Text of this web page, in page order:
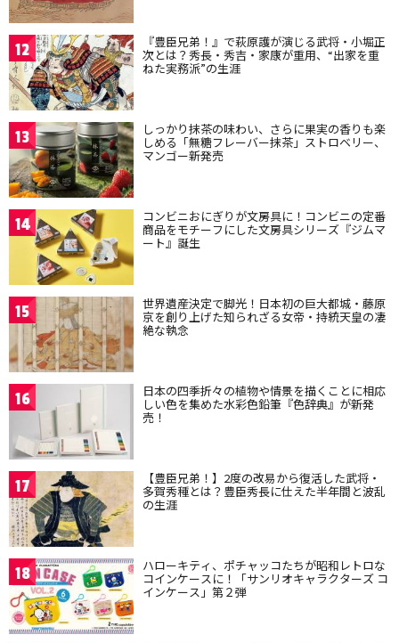
12 『豊臣兄弟！』で萩原護が演じる武将・小堀正
次とは？秀長・秀吉・家康が重用、“出家を重
ねた実務派”の生涯
13 しっかり抹茶の味わい、さらに果実の香りも楽
しめる「無糖フレーバー抹茶」ストロベリー、
マンゴー新発売
14 コンビニおにぎりが文房具に！コンビニの定番
商品をモチーフにした文房具シリーズ『ジムマ
ート』誕生
15 世界遺産決定で脚光！日本初の巨大都城・藤原
京を創り上げた知られざる女帝・持統天皇の凄
絶な執念
16 日本の四季折々の植物や情景を描くことに相応
しい色を集めた水彩色鉛筆『色辞典』が新発
売！
17 【豊臣兄弟！】2度の改易から復活した武将・
多賀秀種とは？豊臣秀長に仕えた半年間と波乱
の生涯
18 ハローキティ、ポチャッコたちが昭和レトロな
コインケースに！「サンリオキャラクターズ コ
インケース」第２弾